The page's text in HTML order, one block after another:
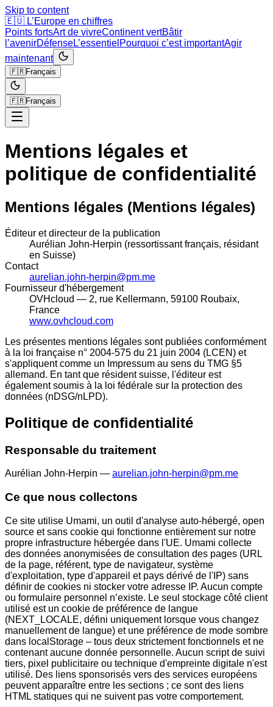
Skip to content
🇪🇺 L’Europe en chiffres
Points fortsArt de vivreContinent vertBâtir
l’avenirDéfenseL’essentiel Pourquoi c’est importantAgir
maintenant
🇫🇷Français
🇫🇷Français
Mentions légales et
politique de confidentialité
Mentions légales (Mentions légales)
Éditeur et directeur de la publication
Aurélian John-Herpin (ressortissant français, résidant
en Suisse)
Contact
aurelian.john-herpin@pm.me
Fournisseur d'hébergement
OVHcloud — 2, rue Kellermann, 59100 Roubaix,
France
www.ovhcloud.com
Les présentes mentions légales sont publiées conformément
à la loi française n° 2004-575 du 21 juin 2004 (LCEN) et
s'appliquent comme un Impressum au sens du TMG §5
allemand. En tant que résident suisse, l'éditeur est
également soumis à la loi fédérale sur la protection des
données (nDSG/nLPD).
Politique de confidentialité
Responsable du traitement
Aurélian John-Herpin — aurelian.john-herpin@pm.me
Ce que nous collectons
Ce site utilise Umami, un outil d'analyse auto-hébergé, open
source et sans cookie qui fonctionne entièrement sur notre
propre infrastructure hébergée dans l'UE. Umami collecte
des données anonymisées de consultation des pages (URL
de la page, référent, type de navigateur, système
d'exploitation, type d'appareil et pays dérivé de l'IP) sans
définir de cookies ni stocker votre adresse IP. Aucun compte
ou formulaire personnel n’existe. Le seul stockage côté client
utilisé est un cookie de préférence de langue
(NEXT_LOCALE, défini uniquement lorsque vous changez
manuellement de langue) et une préférence de mode sombre
dans localStorage – tous deux strictement fonctionnels et ne
contenant aucune donnée personnelle. Aucun script de suivi
tiers, pixel publicitaire ou technique d'empreinte digitale n'est
utilisé. Des liens sponsorisés vers des services européens
peuvent apparaître entre les sections ; ce sont des liens
HTML statiques qui ne suivent pas votre comportement.